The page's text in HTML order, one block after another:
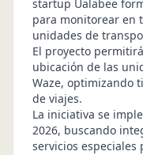
startup Ualabee
para monitorear en
unidades de
El proyecto
ubicación de las
Waze, optimizando
de viajes.
La iniciativa se
2026, buscando
servicios especiales